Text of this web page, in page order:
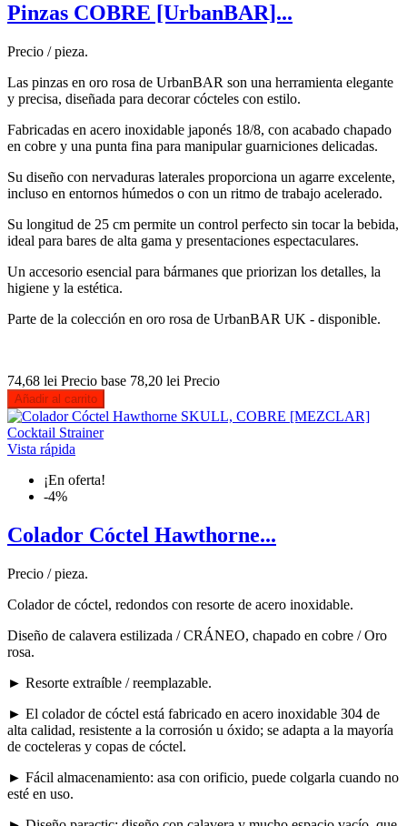
Pinzas COBRE [UrbanBAR]...
Precio / pieza.
Las pinzas en oro rosa de UrbanBAR son una herramienta elegante
y precisa, diseñada para decorar cócteles con estilo.
Fabricadas en acero inoxidable japonés 18/8, con acabado chapado
en cobre y una punta fina para manipular guarniciones delicadas.
Su diseño con nervaduras laterales proporciona un agarre excelente,
incluso en entornos húmedos o con un ritmo de trabajo acelerado.
Su longitud de 25 cm permite un control perfecto sin tocar la bebida,
ideal para bares de alta gama y presentaciones espectaculares.
Un accesorio esencial para bármanes que priorizan los detalles, la
higiene y la estética.
Parte de la colección en oro rosa de UrbanBAR UK - disponible.
74,68 lei Precio base 78,20 lei Precio
Añadir al carrito
Vista rápida
¡En oferta!
-4%
Colador Cóctel Hawthorne...
Precio / pieza.
Colador de cóctel, redondos con resorte de acero inoxidable.
Diseño de calavera estilizada / CRÁNEO, chapado en cobre / Oro
rosa.
► Resorte extraíble / reemplazable.
► El colador de cóctel está fabricado en acero inoxidable 304 de
alta calidad, resistente a la corrosión u óxido; se adapta a la mayoría
de cocteleras y copas de cóctel.
► Fácil almacenamiento: asa con orificio, puede colgarla cuando no
esté en uso.